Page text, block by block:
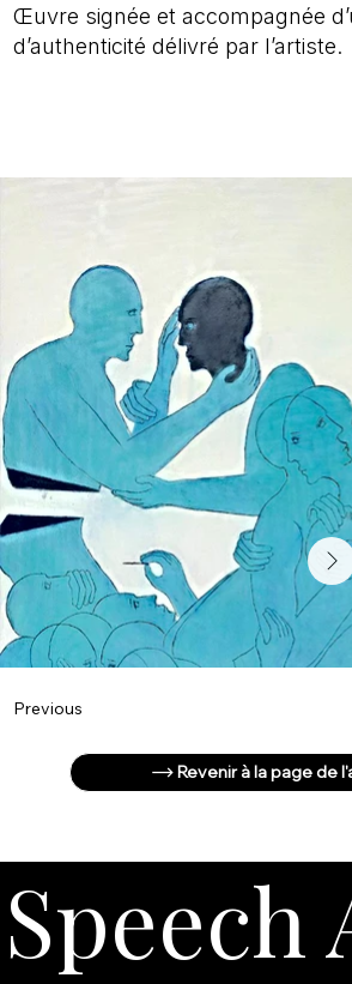
Œuvre signée et accompagnée
d’authenticité délivré par l’artiste.
Previous
Revenir à la page de
Speech